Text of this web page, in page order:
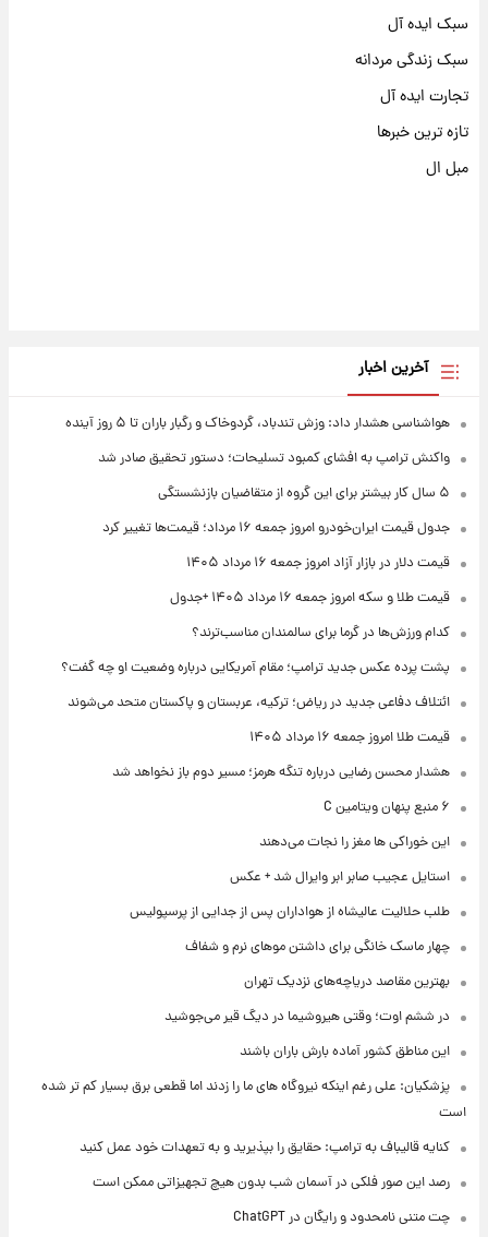
سبک ایده آل
سبک زندگی مردانه
تجارت ایده آل
تازه ترین خبرها
مبل ال
آخرین اخبار
هواشناسی هشدار داد: وزش تندباد، گردوخاک و رگبار باران تا ۵ روز آینده
واکنش ترامپ به افشای کمبود تسلیحات؛ دستور تحقیق صادر شد
۵ سال کار بیشتر برای این گروه از متقاضیان بازنشستگی
جدول قیمت ایران‌خودرو امروز جمعه ۱۶ مرداد؛ قیمت‌ها تغییر کرد
قیمت دلار در بازار آزاد امروز جمعه ۱۶ مرداد ۱۴۰۵
قیمت طلا و سکه امروز جمعه ۱۶ مرداد ۱۴۰۵ +جدول
کدام ورزش‌ها در گرما برای سالمندان مناسب‌ترند؟
پشت پرده عکس جدید ترامپ؛ مقام آمریکایی درباره وضعیت او چه گفت؟
ائتلاف دفاعی جدید در ریاض؛ ترکیه، عربستان و پاکستان متحد می‌شوند
قیمت طلا امروز جمعه ۱۶ مرداد ۱۴۰۵
هشدار محسن رضایی درباره تنگه هرمز؛ مسیر دوم باز نخواهد شد
۶ منبع پنهان ویتامین C
این خوراکی ها مغز را نجات می‌دهند
استایل عجیب صابر ابر وایرال شد + عکس
طلب حلالیت عالیشاه از هواداران پس از جدایی از پرسپولیس
چهار ماسک خانگی برای داشتن موهای نرم و شفاف
بهترین مقاصد دریاچه‌های نزدیک تهران
در ششم اوت؛ وقتی هیروشیما در دیگ قیر می‌جوشید
این مناطق کشور آماده بارش باران باشند
پزشکیان: علی رغم اینکه نیروگاه های ما را زدند اما قطعی برق بسیار کم تر شده
است
کنایه قالیباف به ترامپ: حقایق را بپذیرید و به تعهدات خود عمل کنید
رصد این صور فلکی در آسمان شب بدون هیچ تجهیزاتی ممکن است
چت متنی نامحدود و رایگان در ChatGPT